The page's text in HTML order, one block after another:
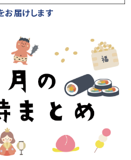
届けします